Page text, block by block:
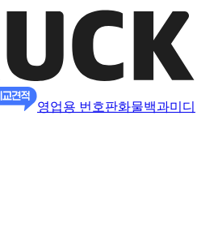
영업용 번호판화물백과미디